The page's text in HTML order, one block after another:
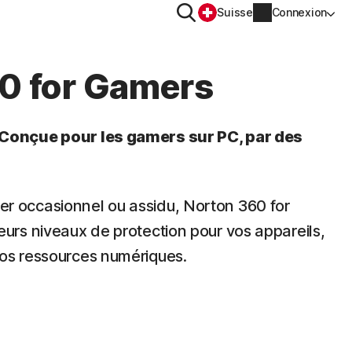
Norton VPN
Norton AntiTrack
Rechercher
Suisse Connexion
Informations de facturation
Renouveler
for Gamers
pour les gamers sur PC, par des
occasionnel ou assidu, Norton 360 for
niveaux de protection pour vos appareils,
ressources numériques.